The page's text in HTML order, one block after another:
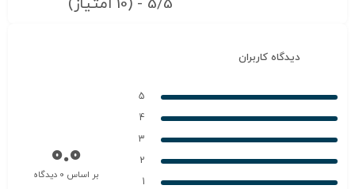
5/5 - (10 امتیاز)
دیدگاه کاربران
5
4
3
2
1
0.0
بر اساس 0 دیدگاه